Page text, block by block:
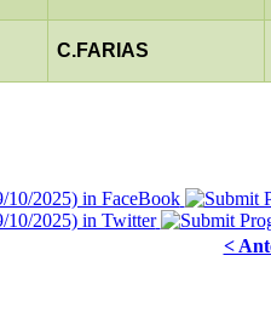
C.FARIAS
<